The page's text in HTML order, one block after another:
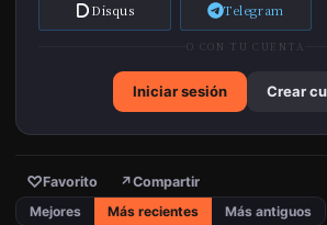
Disqus Telegram
O CON TU CUENTA
Iniciar sesión Crear
♡Favorito ↗Compartir
Mejores
Más recientes Más antiguos